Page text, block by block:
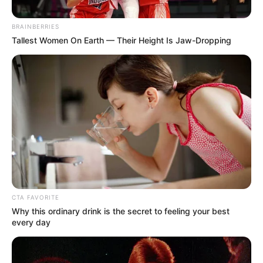
છે. આ પુસ્તકમાં, IAS ને લગતી ઘણી બાબતો વિશે
જણાવાયું છે, તેની સાથે ઉમેદવારે કઈ રીતે ઇન્ટરવ્યૂ
આપવો જોઈએ એ પણ જણાવાયું છે.
BRAINBERRIES
Tallest Women On Earth — Their Height Is Jaw-Dropping
CTA FAVORITE
Why this ordinary drink is the secret to feeling your best
every day